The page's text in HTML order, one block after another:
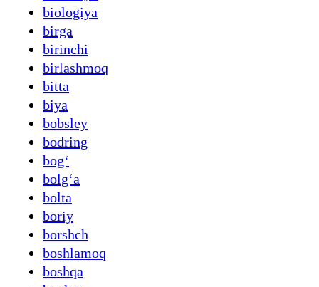
biologiya
birga
birinchi
birlashmoq
bitta
biya
bobsley
bodring
bogʻ
bolgʻa
bolta
boriy
borshch
boshlamoq
boshqa